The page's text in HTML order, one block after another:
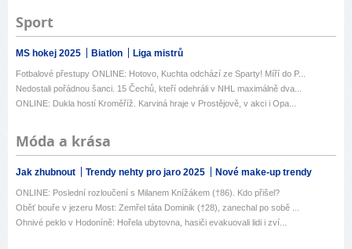
Sport
MS hokej 2025 Biatlon Liga mistrů
Fotbalové přestupy ONLINE: Hotovo, Kuchta odchází ze Sparty! Míří do P...
Nedostali pořádnou šanci. 15 Čechů, kteří odehráli v NHL maximálně dva...
ONLINE: Dukla hostí Kroměříž. Karviná hraje v Prostějově, v akci i Opa...
Móda a krása
Jak zhubnout Trendy nehty pro jaro 2025 Nové make-up trendy
ONLINE: Poslední rozloučení s Milanem Knížákem (†86). Kdo přišel?
Oběť bouře v jezeru Most: Zemřel táta Dominik (†28), zanechal po sobě ...
Ohnivé peklo v Hodoníně: Hořela ubytovna, hasiči evakuovali lidi i zví...